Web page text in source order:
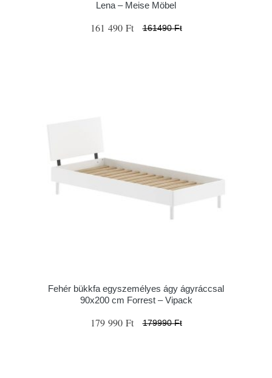
Lena – Meise Möbel
161 490 Ft 161490 Ft
Fehér bükkfa egyszemélyes ágy ágyráccsal
90x200 cm Forrest – Vipack
179 990 Ft 179990 Ft